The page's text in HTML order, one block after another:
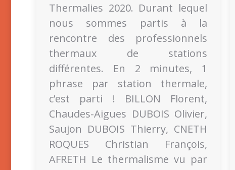
Thermalies 2020. Durant lequel
nous sommes partis à la
rencontre des professionnels
thermaux de stations
différentes. En 2 minutes, 1
phrase par station thermale,
c’est parti ! BILLON Florent,
Chaudes-Aigues DUBOIS Olivier,
Saujon DUBOIS Thierry, CNETH
ROQUES Christian François,
AFRETH Le thermalisme vu par